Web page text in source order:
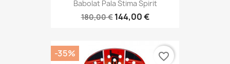
Babolat Pala Stima Spirit
180,00 € 144,00 €
-35% favorite_border